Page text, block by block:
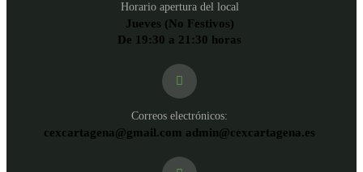
Horario apertura del local
Jueves (No Festivos)
De 19:30 a 21:30 horas
Correos electrónicos:
cexcartagena@gmail.com admin@cexcartagena.es